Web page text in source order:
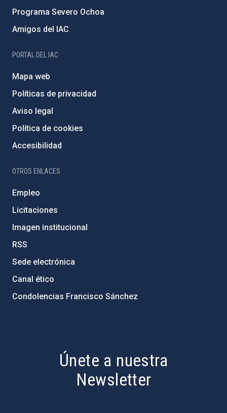
Programa Severo Ochoa
Amigos del IAC
PORTAL DEL IAC
Mapa web
Políticas de privacidad
Aviso legal
Política de cookies
Accesibilidad
OTROS ENLACES
Empleo
Licitaciones
Imagen institucional
RSS
Sede electrónica
Canal ético
Condolencias Francisco Sánchez
Únete a nuestra
Newsletter